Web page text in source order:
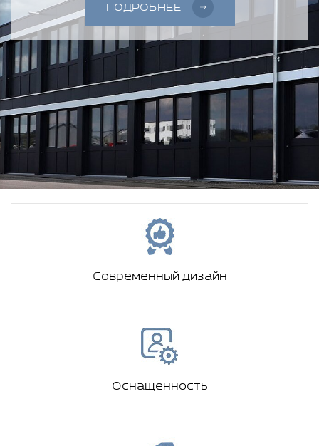
ПОДРОБНЕЕ
Современный дизайн
Оснащенность